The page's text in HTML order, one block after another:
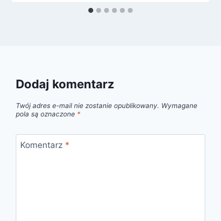
Dodaj komentarz
Twój adres e-mail nie zostanie opublikowany. Wymagane
pola są oznaczone *
Komentarz *